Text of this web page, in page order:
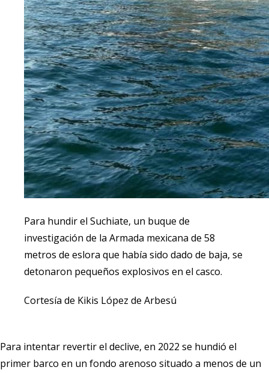
Para hundir el Suchiate, un buque de
investigación de la Armada mexicana de 58
metros de eslora que había sido dado de baja, se
detonaron pequeños explosivos en el casco.
Cortesía de Kikis López de Arbesú
Para intentar revertir el declive, en 2022 se hundió el
primer barco en un fondo arenoso situado a menos de un